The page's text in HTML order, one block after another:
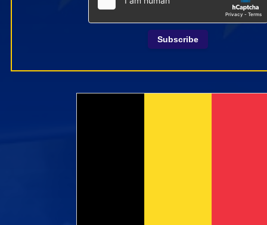
Subscribe